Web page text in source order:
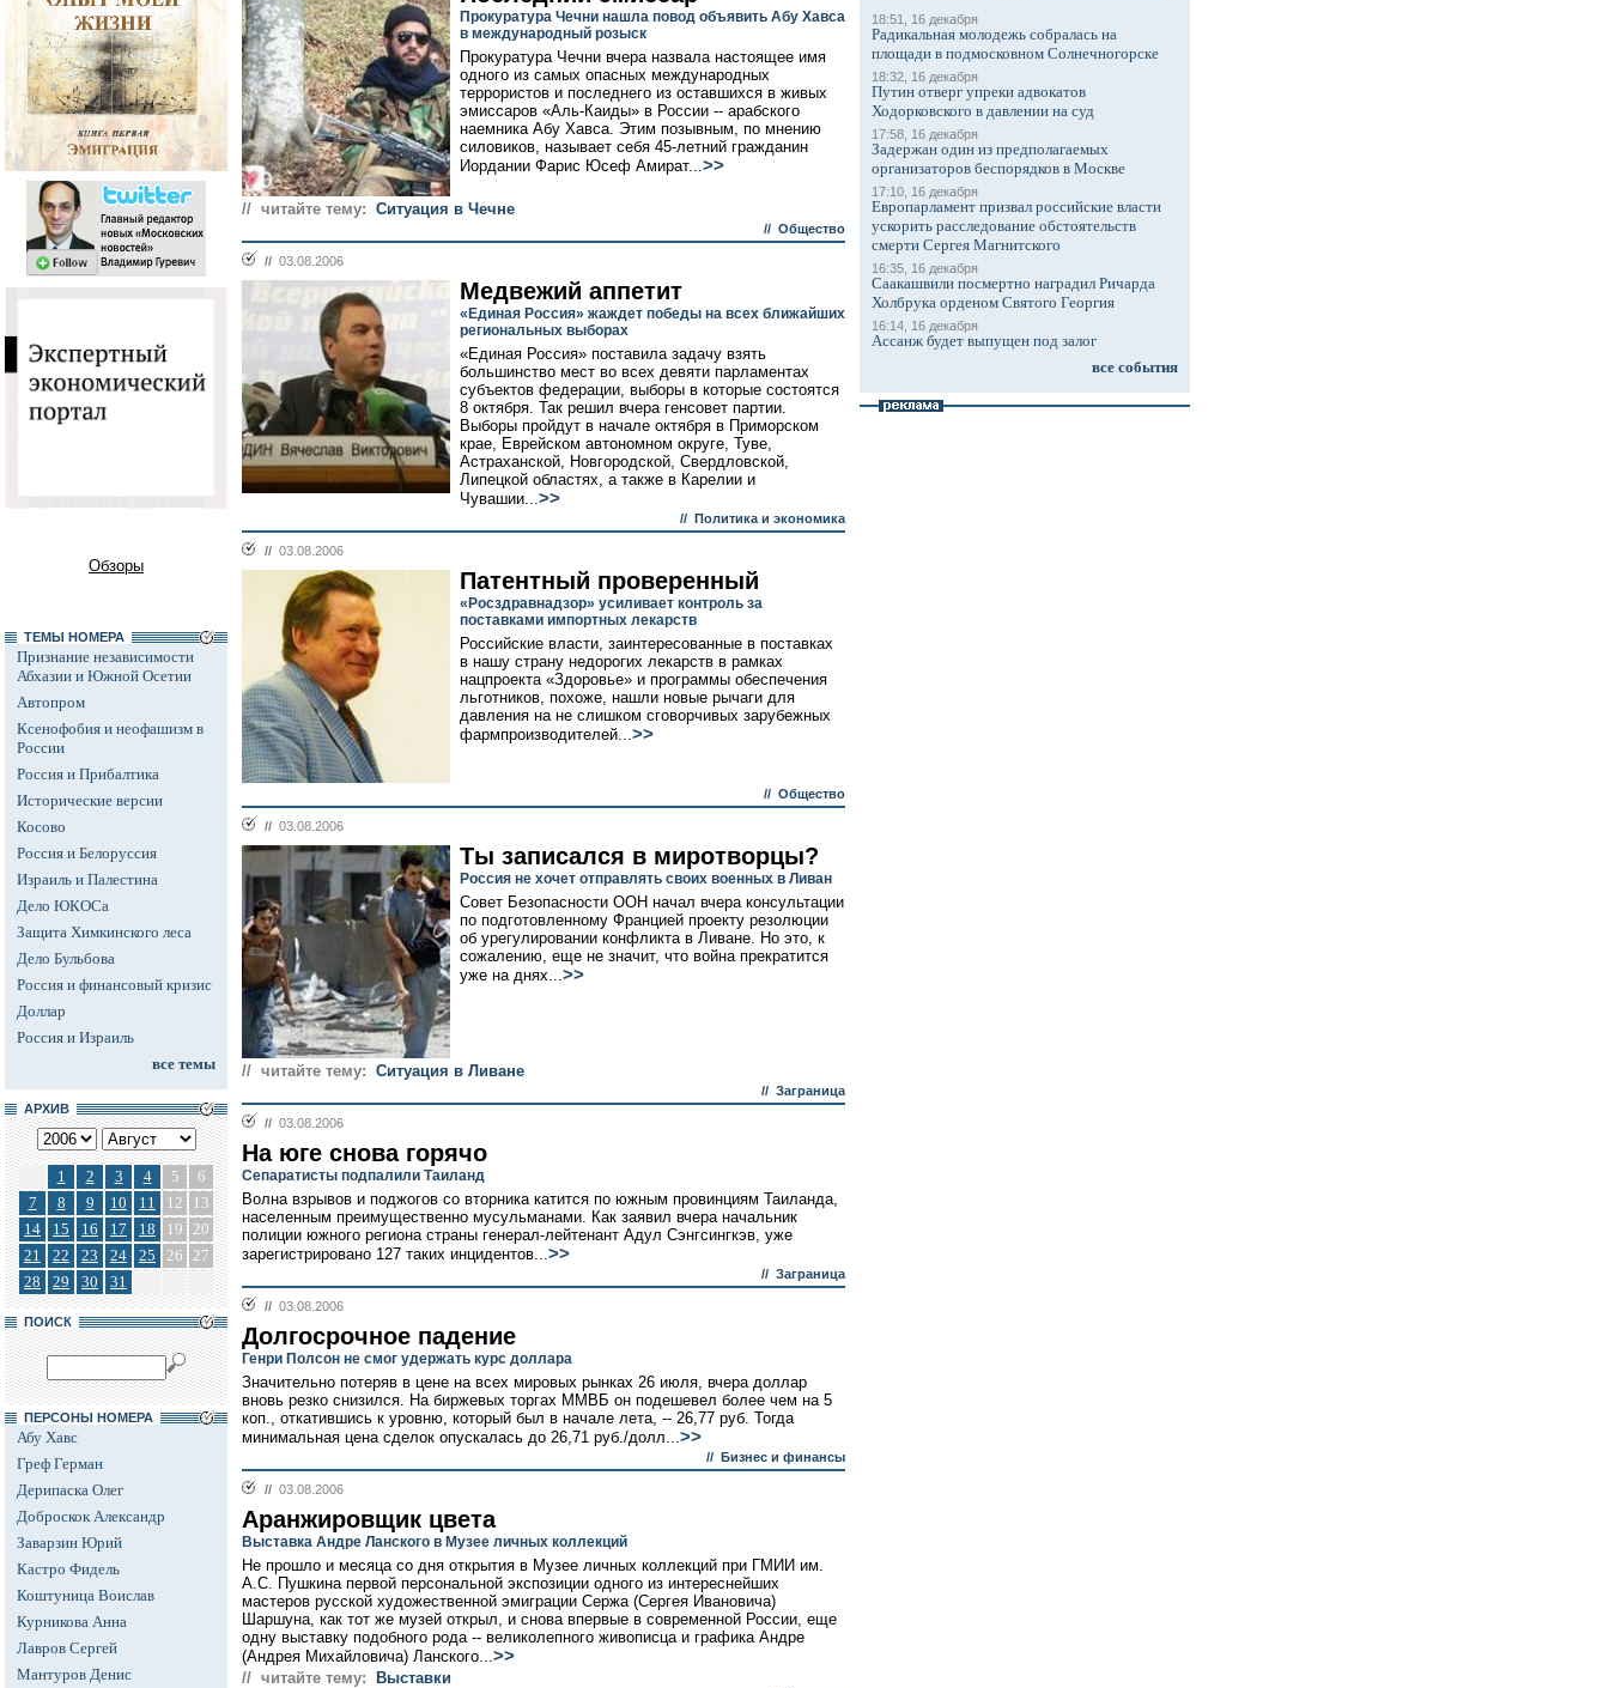
Обзоры
ТЕМЫ НОМЕРА
Признание независимости
Абхазии и Южной Осетии
Автопром
Ксенофобия и неофашизм в
России
Россия и Прибалтика
Исторические версии
Косово
Россия и Белоруссия
Израиль и Палестина
Дело ЮКОСа
Защита Химкинского леса
Дело Бульбова
Россия и финансовый кризис
Доллар
Россия и Израиль
все темы
АРХИВ
1 2 3 4 5
6
7
8 9 10 11 12
13
14
15 16 17 18 19 20
21
22 23 24 25 26 27
28
29 30 31
ПОИСК
ПЕРСОНЫ НОМЕРА
Абу Хавс
Греф Герман
Дерипаска Олег
Доброскок Александр
Заварзин Юрий
Кастро Фидель
Коштуница Воислав
Курникова Анна
Лавров Сергей
Мантуров Денис
Прокуратура Чечни нашла повод объявить Абу Хавса
в международный розыск
Прокуратура Чечни вчера назвала настоящее имя
одного из самых опасных международных
террористов и последнего из оставшихся в живых
эмиссаров «Аль-Каиды» в России -- арабского
наемника Абу Хавса. Этим позывным, по мнению
силовиков, называет себя 45-летний гражданин
Иордании Фарис Юсеф Амират...>>
// читайте тему: Ситуация в Чечне
// Общество
// 03.08.2006
Медвежий аппетит
«Единая Россия» жаждет победы на всех ближайших
региональных выборах
«Единая Россия» поставила задачу взять
большинство мест во всех девяти парламентах
субъектов федерации, выборы в которые состоятся
8 октября. Так решил вчера генсовет партии.
Выборы пройдут в начале октября в Приморском
крае, Еврейском автономном округе, Туве,
Астраханской, Новгородской, Свердловской,
Липецкой областях, а также в Карелии и
Чувашии...>>
// Политика и экономика
// 03.08.2006
Патентный проверенный
«Росздравнадзор» усиливает контроль за
поставками импортных лекарств
Российские власти, заинтересованные в поставках
в нашу страну недорогих лекарств в рамках
нацпроекта «Здоровье» и программы обеспечения
льготников, похоже, нашли новые рычаги для
давления на не слишком сговорчивых зарубежных
фармпроизводителей...>>
// Общество
// 03.08.2006
Ты записался в миротворцы?
Россия не хочет отправлять своих военных в Ливан
Совет Безопасности ООН начал вчера консультации
по подготовленному Францией проекту резолюции
об урегулировании конфликта в Ливане. Но это, к
сожалению, еще не значит, что война прекратится
уже на днях...>>
// читайте тему: Cитуация в Ливане
// Заграница
// 03.08.2006
На юге снова горячо
Сепаратисты подпалили Таиланд
Волна взрывов и поджогов со вторника катится по южным провинциям Таиланда,
населенным преимущественно мусульманами. Как заявил вчера начальник
полиции южного региона страны генерал-лейтенант Адул Сэнгсингкэв, уже
зарегистрировано 127 таких инцидентов...>>
// Заграница
// 03.08.2006
Долгосрочное падение
Генри Полсон не смог удержать курс доллара
Значительно потеряв в цене на всех мировых рынках 26 июля, вчера доллар
вновь резко снизился. На биржевых торгах ММВБ он подешевел более чем на 5
коп., откатившись к уровню, который был в начале лета, -- 26,77 руб. Тогда
минимальная цена сделок опускалась до 26,71 руб./долл...>>
// Бизнес и финансы
// 03.08.2006
Аранжировщик цвета
Выставка Андре Ланского в Музее личных коллекций
Не прошло и месяца со дня открытия в Музее личных коллекций при ГМИИ им.
А.С. Пушкина первой персональной экспозиции одного из интереснейших
мастеров русской художественной эмиграции Сержа (Сергея Ивановича)
Шаршуна, как тот же музей открыл, и снова впервые в современной России, еще
одну выставку подобного рода -- великолепного живописца и графика Андре
(Андрея Михайловича) Ланского...>>
// читайте тему: Выставки
18:51, 16 декабря
Радикальная молодежь собралась на
площади в подмосковном Солнечногорске
18:32, 16 декабря
Путин отверг упреки адвокатов
Ходорковского в давлении на суд
17:58, 16 декабря
Задержан один из предполагаемых
организаторов беспорядков в Москве
17:10, 16 декабря
Европарламент призвал российские власти
ускорить расследование обстоятельств
смерти Сергея Магнитского
16:35, 16 декабря
Саакашвили посмертно наградил Ричарда
Холбрука орденом Святого Георгия
16:14, 16 декабря
Ассанж будет выпущен под залог
все события